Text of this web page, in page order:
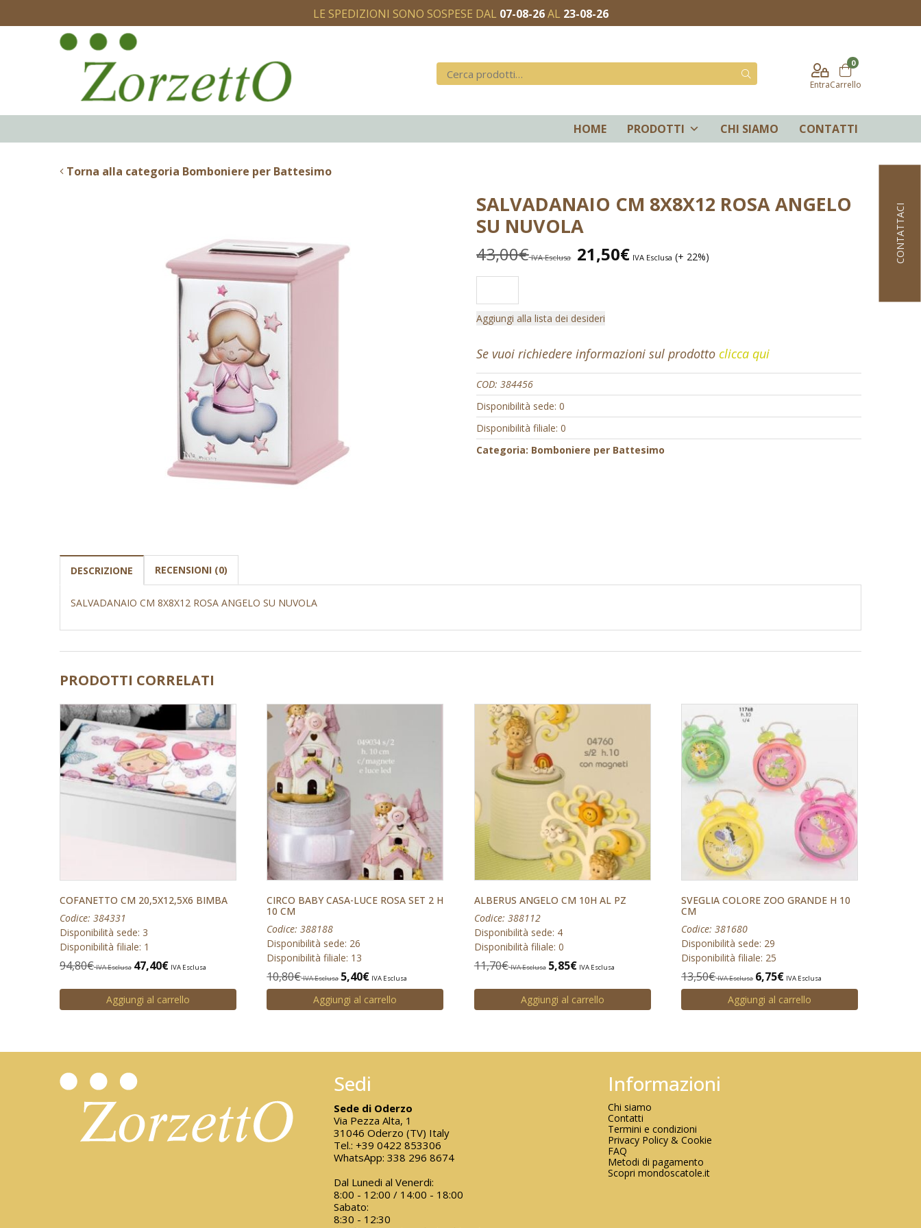
LE SPEDIZIONI SONO SOSPESE DAL 07-08-26AL 23-08-26
Entra
0
Carrello
HOME PRODOTTI CHI SIAMO CONTATTI
Torna alla categoria Bomboniere per Battesimo
SALVADANAIO CM 8X8X12 ROSA ANGELO
SU NUVOLA
43,00€ IVA Esclusa 21,50€ IVA Esclusa (+ 22%)
Aggiungi alla lista dei desideri
Se vuoi richiedere informazioni sul prodottoclicca qui
COD:384456
Disponibilità sede: 0
Disponibilità filiale: 0
Categoria: Bomboniere per Battesimo
DESCRIZIONE RECENSIONI (0)
SALVADANAIO CM 8X8X12 ROSA ANGELO SU NUVOLA
PRODOTTI CORRELATI
COFANETTO CM 20,5X12,5X6 BIMBA
Codice: 384331
Disponibilità sede: 3
Disponibilità filiale: 1
94,80€ IVA Esclusa 47,40€ IVA Esclusa
Aggiungi al carrello
CIRCO BABY CASA-LUCE ROSA SET 2 H
10 CM
Codice: 388188
Disponibilità sede: 26
Disponibilità filiale: 13
10,80€ IVA Esclusa 5,40€ IVA Esclusa
Aggiungi al carrello
ALBERUS ANGELO CM 10H AL PZ
Codice: 388112
Disponibilità sede: 4
Disponibilità filiale: 0
11,70€ IVA Esclusa 5,85€ IVA Esclusa
Aggiungi al carrello
SVEGLIA COLORE ZOO GRANDE H 10
CM
Codice: 381680
Disponibilità sede: 29
Disponibilità filiale: 25
13,50€ IVA Esclusa 6,75€ IVA Esclusa
Aggiungi al carrello
CONTATTACI
Sedi
Sede di Oderzo
Via Pezza Alta, 1
31046 Oderzo (TV) Italy
Tel.: +39 0422 853306
WhatsApp: 338 296 8674
Dal Lunedi al Venerdi:
8:00 - 12:00 / 14:00 - 18:00
Sabato:
8:30 - 12:30
Informazioni
Chi siamo
Contatti
Termini e condizioni
Privacy Policy & Cookie
FAQ
Metodi di pagamento
Scopri mondoscatole.it